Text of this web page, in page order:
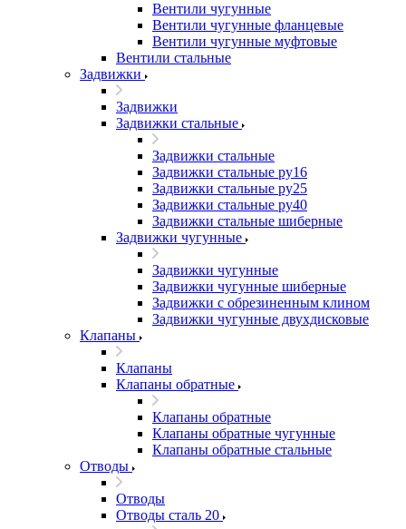
Вентили чугунные
Вентили чугунные фланцевые
Вентили чугунные муфтовые
Вентили стальные
Задвижки
Задвижки
Задвижки стальные
Задвижки стальные
Задвижки стальные ру16
Задвижки стальные ру25
Задвижки стальные ру40
Задвижки стальные шиберные
Задвижки чугунные
Задвижки чугунные
Задвижки чугунные шиберные
Задвижки с обрезиненным клином
Задвижки чугунные двухдисковые
Клапаны
Клапаны
Клапаны обратные
Клапаны обратные
Клапаны обратные чугунные
Клапаны обратные стальные
Отводы
Отводы
Отводы сталь 20